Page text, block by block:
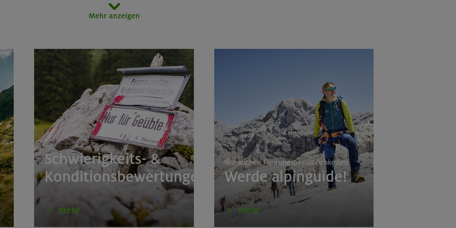
in der Sonnblickgruppe Goldberggruppe
3133 m (Überschreitung) Zillertaler Alpen
München
m, Rappenseekopf 2468 m Allgäuer Alpen
von Montafon und Rätikon
Rätikon
den Hochgern
für Anfänger im Altmühltal Südlicher Frankenjura
Mehr anzeigen
Schwierigkeits- &
Konditionsbewertungen
mehr
Wir suchen Führungspersönlichkeiten
Werde alpinguide!
mehr